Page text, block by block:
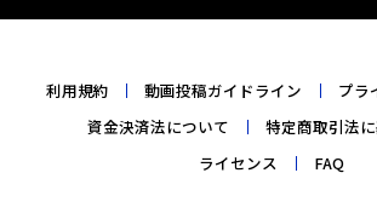
利用規約 動画投稿ガイドライン
プラ
資金決済法について
特定商取引法
ライセンス
FAQ